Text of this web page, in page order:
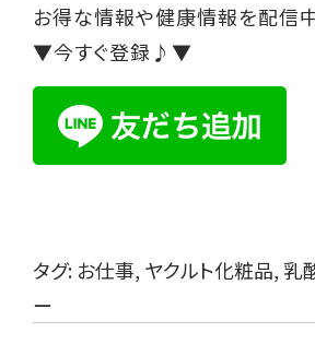
お得な情報や健康情報を配信中
▼今すぐ登録♪▼
タグ: お仕事, ヤクルト化粧品, 乳
ー